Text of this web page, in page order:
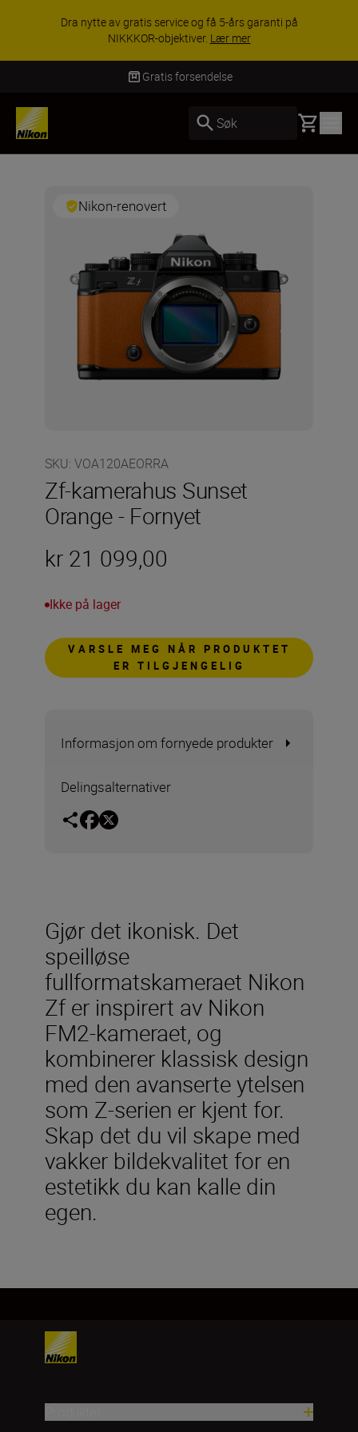
Dra nytte av gratis service og få 5-års garanti på
NIKKKOR-objektiver. Lær mer
Gratis forsendelse
Søk Basket
Nikon-renovert
SKU: VOA120AEORRA
Zf-kamerahus Sunset
Orange - Fornyet
kr 21 099,00
Ikke på lager
VARSLE MEG NÅR PRODUKTET
ER TILGJENGELIG
Informasjon om fornyede produkter
Delingsalternativer
Gjør det ikonisk. Det
speilløse
fullformatskameraet Nikon
Zf er inspirert av Nikon
FM2-kameraet, og
kombinerer klassisk design
med den avanserte ytelsen
som Z-serien er kjent for.
Skap det du vil skape med
vakker bildekvalitet for en
estetikk du kan kalle din
egen.